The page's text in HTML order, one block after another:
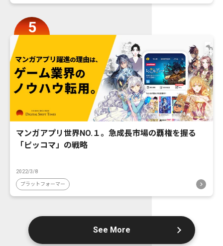
マンガアプリ世界NO.１。急成長市場の覇権を握る
「ピッコマ」の戦略
2022/3/8
プラットフォーマー
See More